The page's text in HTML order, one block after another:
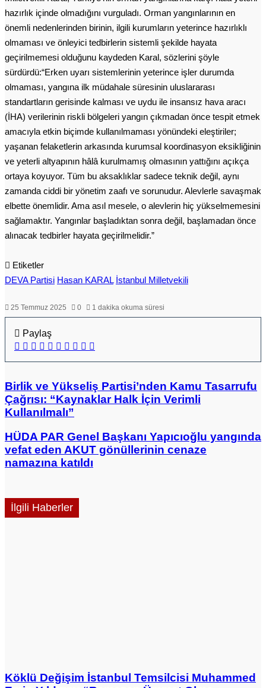
hazırlık içinde olmadığını vurguladı. Orman yangınlarının en
önemli nedenlerinden birinin, ilgili kurumların yeterince hazırlıklı
olmaması ve önleyici tedbirlerin sistemli şekilde hayata
geçirilmemesi olduğunu kaydeden Karal, sözlerini şöyle
sürdürdü:“Erken uyarı sistemlerinin yeterince işler durumda
olmaması, yangına ilk müdahale süresinin uluslararası
standartların gerisinde kalması ve uydu ile insansız hava aracı
(İHA) verilerinin riskli bölgeleri yangın çıkmadan önce tespit etmek
amacıyla etkin biçimde kullanılmaması yönündeki eleştiriler;
yaşanan felaketlerin arkasında kurumsal koordinasyon eksikliğinin
ve yeterli altyapının hâlâ kurulmamış olmasının yattığını açıkça
ortaya koyuyor. Tüm bu aksaklıklar sadece teknik değil, aynı
zamanda ciddi bir yönetim zaafı ve sorunudur. Alevlerle savaşmak
elbette önemlidir. Ama asıl mesele, o alevlerin hiç yükselmemesini
sağlamaktır. Yangınlar başladıktan sonra değil, başlamadan önce
alınacak tedbirler hayata geçirilmelidir.”
Etiketler
DEVA Partisi Hasan KARAL İstanbul Milletvekili
25 Temmuz 2025 0 1 dakika okuma süresi
Paylaş
Facebook
X LinkedIn
Pinterest
Messenger
Messenger
WhatsApp
Telegram
E-
ile
Birlik
ve
Yükseliş
Partisi’nden
Tasarrufu
Çağrısı:
“Kaynaklar
Halk
Kullanılmalı”
Birlik ve Yükseliş Partisi’nden Kamu Tasarrufu
Çağrısı: “Kaynaklar Halk İçin Verimli
Kullanılmalı”
HÜDA
PAR
Genel
Başkanı
vefat
eden
AKUT
HÜDA PAR Genel Başkanı Yapıcıoğlu yangında
vefat eden AKUT gönüllerinin cenaze
namazına katıldı
İlgili Haberler
Köklü Değişim İstanbul Temsilcisi Muhammed